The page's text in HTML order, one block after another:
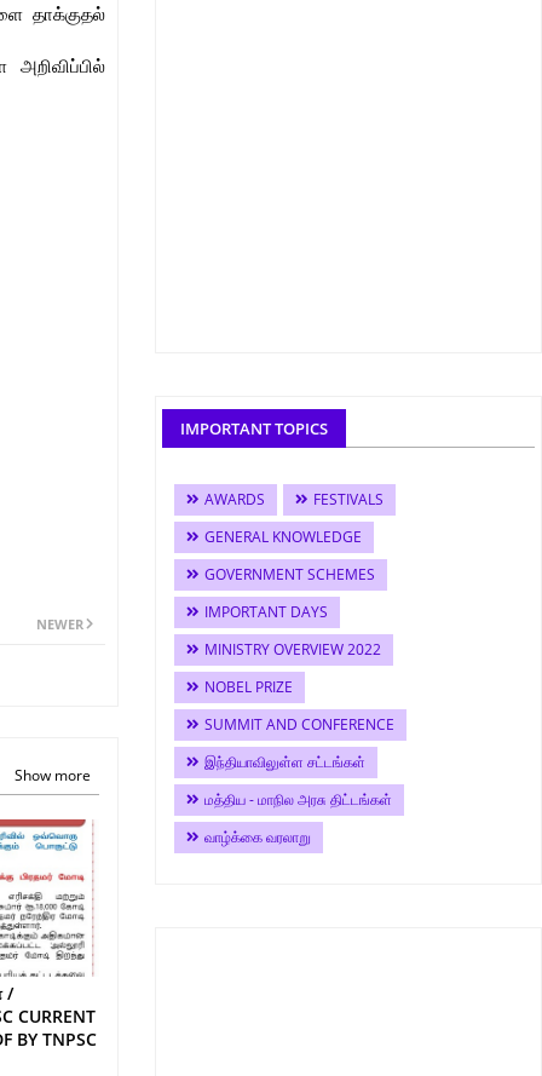
தாக்குதல்
NEWER
Show more
/
CURRENT
BY TNPSC
IMPORTANT TOPICS
AWARDS
FESTIVALS
GENERAL KNOWLEDGE
GOVERNMENT SCHEMES
IMPORTANT DAYS
MINISTRY OVERVIEW 2022
NOBEL PRIZE
SUMMIT AND CONFERENCE
இந்தியாவிலுள்ள சட்டங்கள்
மத்திய - மாநில அரசு திட்டங்கள்
வாழ்க்கை வரலாறு